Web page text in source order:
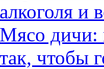
алкоголя и
Мясо дичи:
так, чтобы